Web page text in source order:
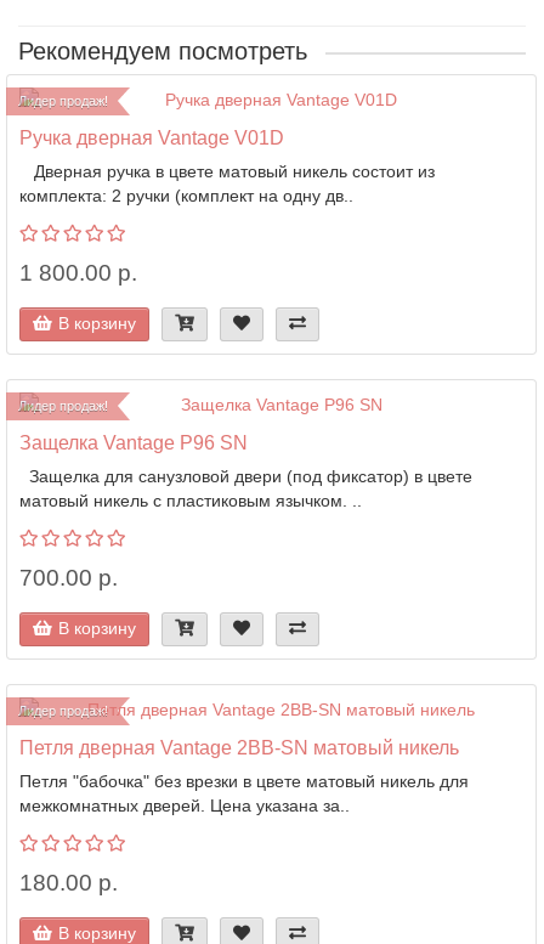
Рекомендуем посмотреть
Лидер продаж!
Ручка дверная Vantage V01D
Дверная ручка в цвете матовый никель состоит из
комплекта: 2 ручки (комплект на одну дв..
1 800.00 р.
В корзину
Лидер продаж!
Защелка Vantage P96 SN
Защелка для санузловой двери (под фиксатор) в цвете
матовый никель с пластиковым язычком. ..
700.00 р.
В корзину
Лидер продаж!
Петля дверная Vantage 2BB-SN матовый никель
Петля "бабочка" без врезки в цвете матовый никель для
межкомнатных дверей. Цена указана за..
180.00 р.
В корзину